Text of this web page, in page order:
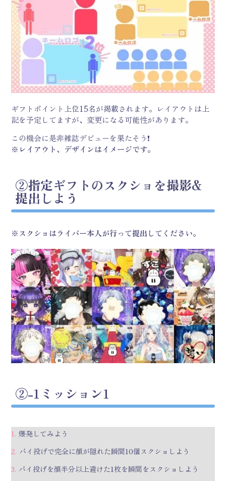
ギフトポイント上位15名が掲載されます。レイアウトは上
記を予定してますが、変更になる可能性があります。
この機会に是非雑誌デビューを果たそう❗
※レイアウト、デザインはイメージです。
②指定ギフトのスクショを撮影&
提出しよう
※スクショはライバー本人が行って提出してください。
②-1 ミッション1
爆発してみよう
パイ投げで完全に顔が隠れた瞬間10個スクショしよう
パイ投げを顔半分以上避けた1枚を瞬間をスクショしよう